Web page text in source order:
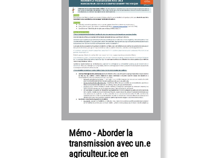
Mémo - Aborder la
transmission avec un.e
agriculteur.ice en